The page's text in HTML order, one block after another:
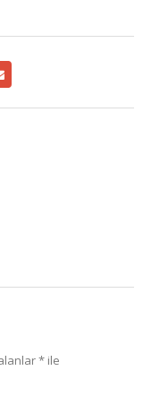
* ile